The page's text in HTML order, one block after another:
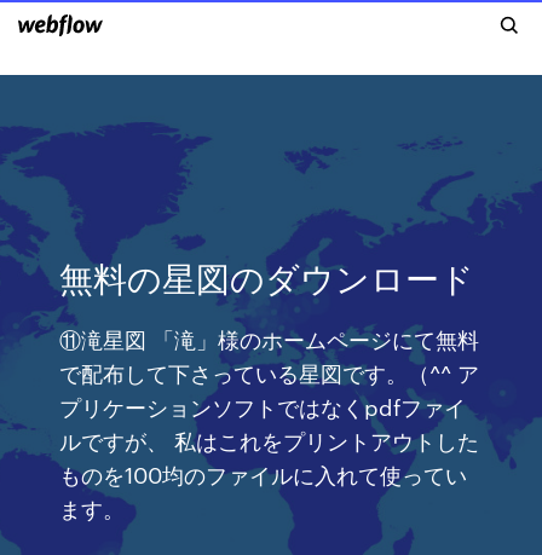
無料の星図のダウンロード
⑪滝星図 「滝」様のホームページにて無料
で配布して下さっている星図です。（^^ ア
プリケーションソフトではなくpdfファイ
ルですが、 私はこれをプリントアウトした
ものを100均のファイルに入れて使ってい
ます。